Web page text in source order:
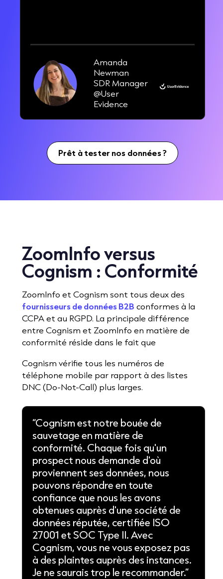
Amanda
Newman
SDR Manager
@User
Evidence
Prêt à tester nos données ?
ZoomInfo versus
Cognism : Conformité
ZoomInfo et Cognism sont tous deux des
fournisseurs de données B2B conformes à la
CCPA et au RGPD. La principale différence
entre Cognism et ZoomInfo en matière de
conformité réside dans le fait que
Cognism vérifie tous les numéros de
téléphone mobile par rapport à des listes
DNC (Do-Not-Call) plus larges.
“Cognism est notre bouée de
sauvetage en matière de
conformité. Chaque fois qu'un
prospect nous demande d'où
proviennent ses données, nous
pouvons répondre en toute
confiance que nous les avons
obtenues auprès d'une société de
données réputée, certifiée ISO
27001 et SOC Type II. Avec
Cognism, vous ne vous exposez pas
à des plaintes auprès des instances.
Je ne saurais trop le recommander.”